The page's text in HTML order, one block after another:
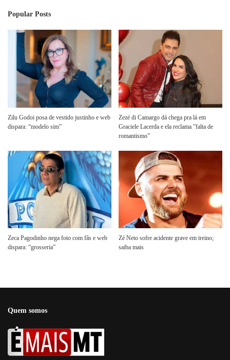
Popular Posts
Zilu Godoi posa de vestido justinho e web
dispara: “modelo sim”
Zezé di Camargo dá chega pra lá em
Graciele Lacerda e ela reclama ”falta de
romantismo”
Zeca Pagodinho nega foto com fãs e web
dispara: “grosseria”
Zé Neto sofre acidente grave em treino;
saiba mais
Quem somos